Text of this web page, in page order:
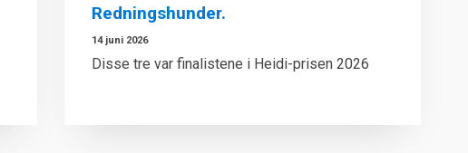
Redningshunder.
14 juni 2026
Disse tre var finalistene i Heidi-prisen 2026